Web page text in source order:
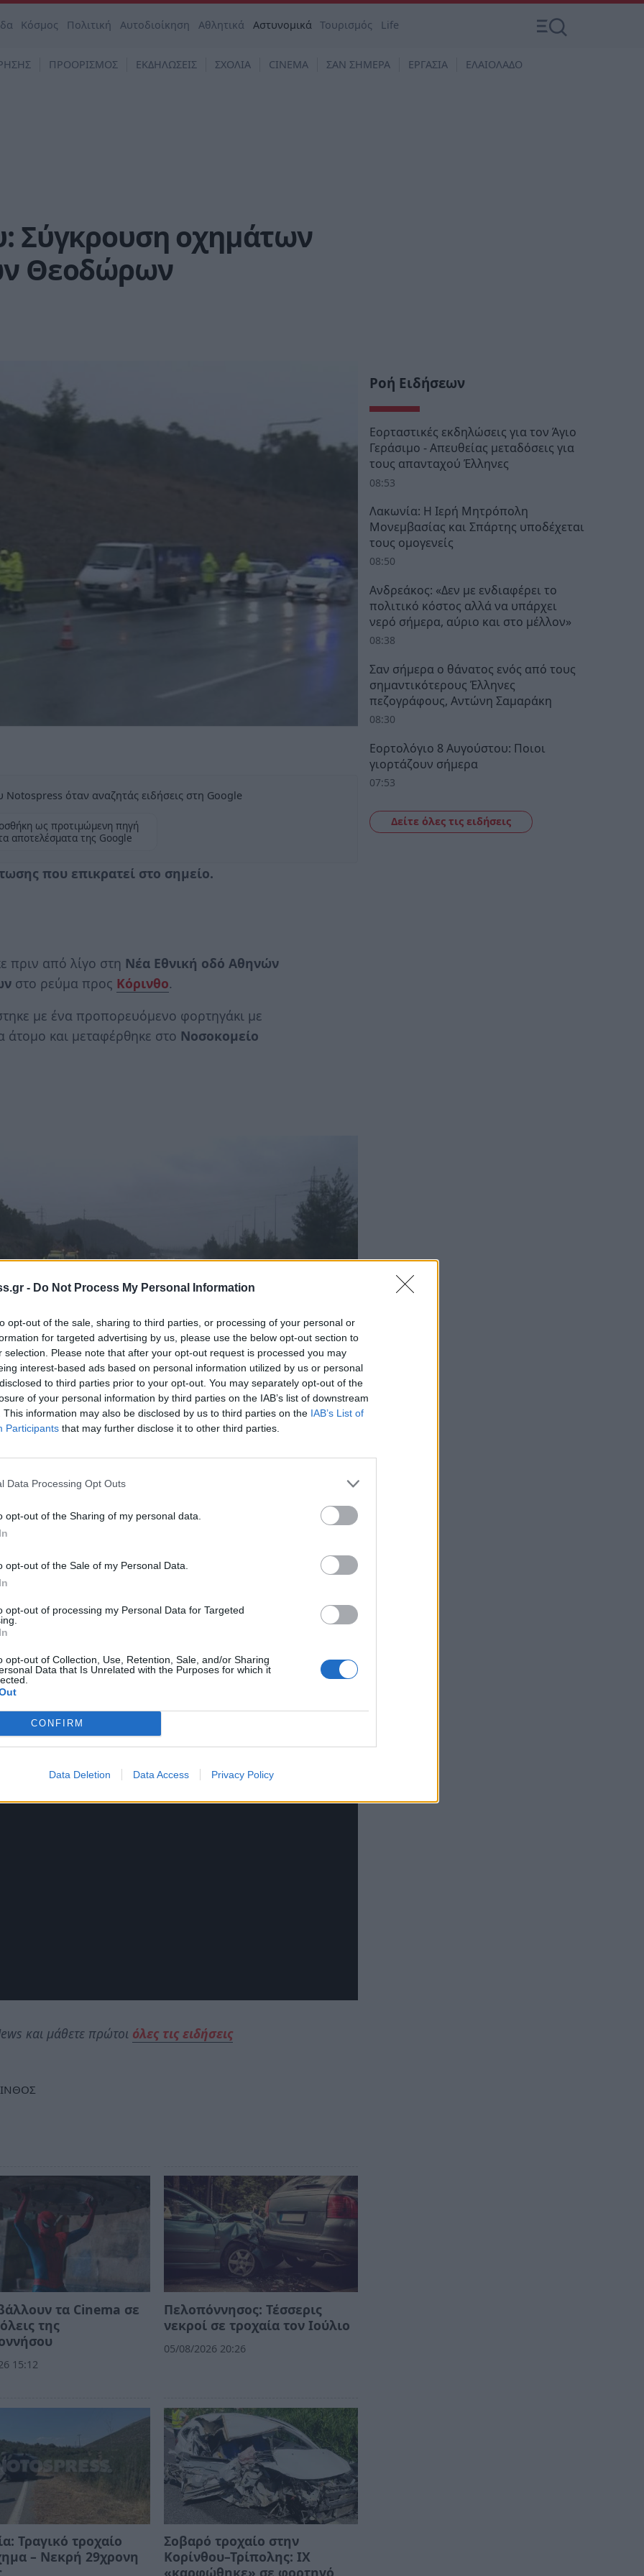
- Do Not Process My Personal Information
opt-out of the sale, sharing to third parties, or processing of your personal or
for targeted advertising by us, please use the below opt-out section to
selection. Please note that after your opt-out request is processed you may
interest-based ads based on personal information utilized by us or personal
to third parties prior to your opt-out. You may separately opt-out of the
of your personal information by third parties on the IAB’s list of downstream
This information may also be disclosed by us to third parties on the IAB’s List of
Participants that may further disclose it to other third parties.
Data Processing Opt Outs
opt-out of the Sharing of my personal data.
opt-out of the Sale of my Personal Data.
opt-out of processing my Personal Data for Targeted
opt-out of Collection, Use, Retention, Sale, and/or Sharing
Data that Is Unrelated with the Purposes for which it
CONFIRM
Data Deletion Data Access Privacy Policy
Κόσμος Πολιτική Αυτοδιοίκηση Αθλητικά Αστυνομικά Τουρισμός Life
ΠΡΟΟΡΙΣΜΟΣ ΕΚΔΗΛΩΣΕΙΣ ΣΧΟΛΙΑ CINEMA ΣΑΝ ΣΗΜΕΡΑ ΕΡΓΑΣΙΑ ΕΛΑΙΟΛΑΔΟ
Σύγκρουση οχημάτων
Θεοδώρων
όταν αναζητάς ειδήσεις στη Google
ως προτιμώμενη πηγή
αποτελέσματα της Google
που επικρατεί στο σημείο.
πριν από λίγο στη Νέα Εθνική οδό Αθηνών
στο ρεύμα προς Κόρινθο.
με ένα προπορευόμενο φορτηγάκι με
άτομο και μεταφέρθηκε στο Νοσοκομείο
Κορίνθου και περιπολικά της
που επικρατεί στο σημείο.
και μάθετε πρώτοι όλες τις ειδήσεις
τα Cinema σε
της
15:12
Πελοπόννησος: Τέσσερις
νεκροί σε τροχαία τον Ιούλιο
05/08/2026 20:26
Τραγικό τροχαίο
– Νεκρή 29χρονη
Σοβαρό τροχαίο στην
Κορίνθου–Τρίπολης: ΙΧ
Ροή Ειδήσεων
Εορταστικές εκδηλώσεις για τον Άγιο
Γεράσιμο - Απευθείας μεταδόσεις για
τους απανταχού Έλληνες
08:53
Λακωνία: Η Ιερή Μητρόπολη
Μονεμβασίας και Σπάρτης υποδέχεται
τους ομογενείς
08:50
Ανδρεάκος: «Δεν με ενδιαφέρει το
πολιτικό κόστος αλλά να υπάρχει
νερό σήμερα, αύριο και στο μέλλον»
08:38
Σαν σήμερα ο θάνατος ενός από τους
σημαντικότερους Έλληνες
πεζογράφους, Αντώνη Σαμαράκη
08:30
Εορτολόγιο 8 Αυγούστου: Ποιοι
γιορτάζουν σήμερα
07:53
Δείτε όλες τις ειδήσεις